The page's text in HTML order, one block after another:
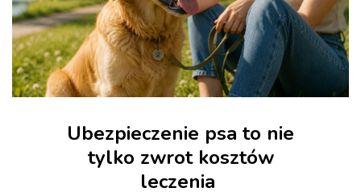
Ubezpieczenie psa to nie
tylko zwrot kosztów
leczenia